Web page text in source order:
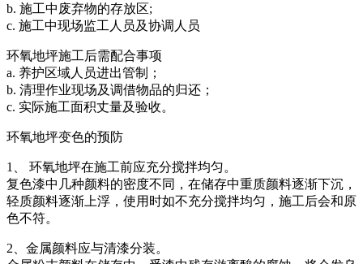
b. 施工中废弃物的存放区;
c. 施工中现场监工人员及协调人员
环氧地坪施工后需配合事项
a. 养护区域人员进出管制；
b. 清理作业现场及调借物品的归还；
c. 实际施工面积丈量及验收。
环氧地坪变色的预防
1、 环氧地坪在施工前应充分搅拌均匀。
复色漆中几种颜料的密度不同，在储存中重质颜料逐渐下沉，
轻质颜料逐渐上浮，使用时如不充分搅拌均匀，施工后会和原
色不符。
2、金属颜料应与清漆分装。